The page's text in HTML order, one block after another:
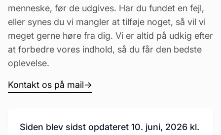
menneske, før de udgives. Har du fundet en fejl,
eller synes du vi mangler at tilføje noget, så vil vi
meget gerne høre fra dig. Vi er altid på udkig efter
at forbedre vores indhold, så du får den bedste
oplevelse.
Kontakt os på mail→
Siden blev sidst opdateret 10. juni, 2026 kl.